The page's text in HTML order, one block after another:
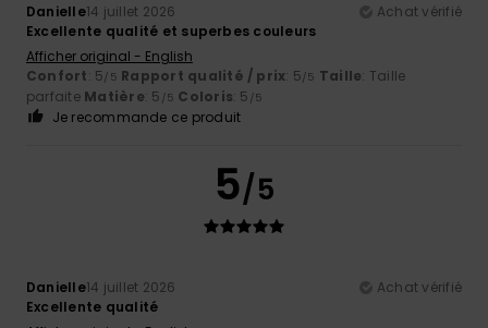
Danielle14 juillet 2026
Achat vérifié
Excellente qualité et superbes couleurs
Afficher original - English
Confort: 5/5 Rapport qualité / prix: 5/5 Taille: Taille
parfaite Matière: 5 /5 Coloris: 5 /5
Je recommande ce produit
5/5
Danielle14 juillet 2026
Achat vérifié
Excellente qualité